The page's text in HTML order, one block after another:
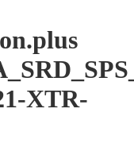
XTR-